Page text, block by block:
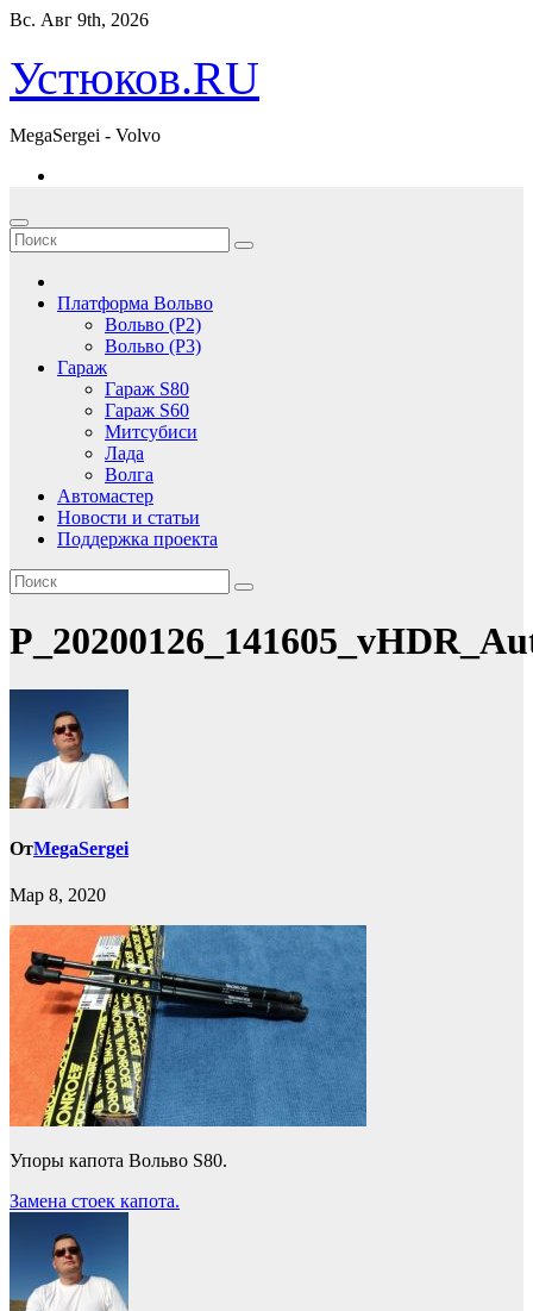
Перейти
содержимому
Вс. Авг 9th, 2026
Устюков.RU
MegaSergei - Volvo
Платформа Вольво
Вольво (P2)
Вольво (P3)
Гараж
Гараж S80
Гараж S60
Митсубиси
Лада
Волга
Автомастер
Новости и статьи
Поддержка проекта
ОтMegaSergei
Мар 8, 2020
Упоры капота Вольво S80.
Навигация
записям
Замена стоек капота.